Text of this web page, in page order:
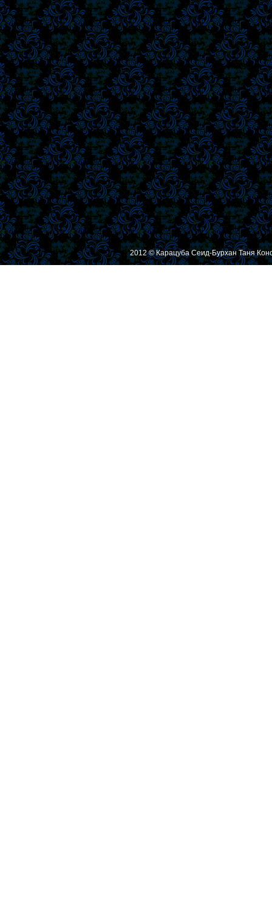
2012 © Карацуба Сеид-Бурхан Таня